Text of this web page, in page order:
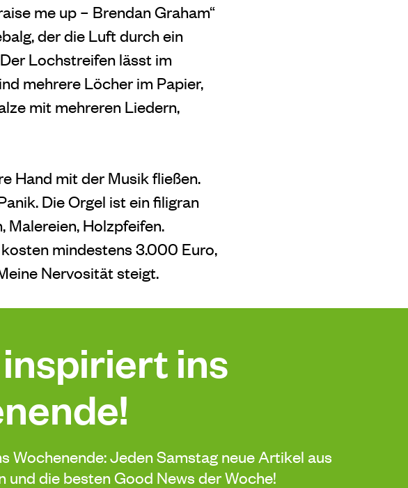
me up – Brendan Graham“
der die Luft durch ein
Lochstreifen lässt im
mehrere Löcher im Papier,
mit mehreren Liedern,
Hand mit der Musik fließen.
Die Orgel ist ein filigran
Malereien, Holzpfeifen.
mindestens 3.000 Euro,
Nervosität steigt.
ins
Wochenende: Jeden Samstag neue Artikel aus
und die besten Good News der Woche!